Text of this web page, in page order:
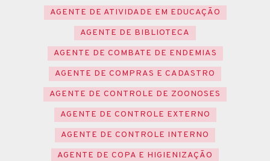
AGENTE DE ATIVIDADE EM EDUCAÇÃO
AGENTE DE BIBLIOTECA
AGENTE DE COMBATE DE ENDEMIAS
AGENTE DE COMPRAS E CADASTRO
AGENTE DE CONTROLE DE ZOONOSES
AGENTE DE CONTROLE EXTERNO
AGENTE DE CONTROLE INTERNO
AGENTE DE COPA E HIGIENIZAÇÃO